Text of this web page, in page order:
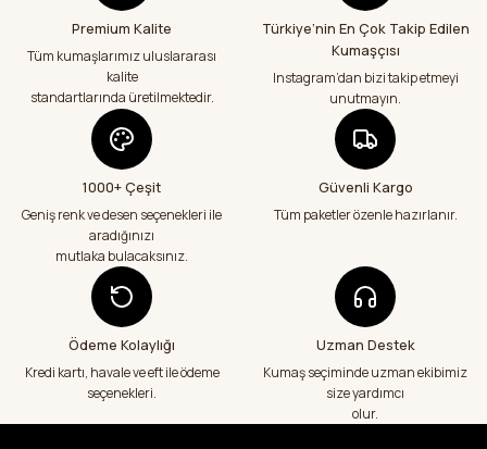
E... Y... | 01/08/2026
Kumaşlar eksiksiz tertemiz bir şekilde geldi
çok teşekkür ediyorum
Abdurrahman Samsur | 24/07/2026
Teslimatım özenli güzel hazırlanmış bir
şekilde geldi çok memnun kaldım emeği
geçenlere teşekkür ediyorum
Abdurrahman Samsur | 24/07/2026
Aradığım kumaşçı artık hep buradan alış
veriş yapacağım in şa Allah çünkü 4 farklı
kumaş aldım hem ölçü olarak hem
görüntü,doku olarak çok memnun kaldım
emeği geçenlere teşekkür ediyorum
A... S... | 24/07/2026
Premium Kalite
Tüm kumaşlarımız uluslararası
kalite
standartlarında üretilmektedir.
Türkiye’nin En Çok Takip Edilen
Kumaşçısı
Instagram’dan bizi takip etmeyi
unutmayın.
1000+ Çeşit
Geniş renk ve desen seçenekleri ile
aradığınızı
mutlaka bulacaksınız.
Güvenli Kargo
Tüm paketler özenle hazırlanır.
Ödeme Kolaylığı
Kredi kartı, havale ve eft ile ödeme
seçenekleri.
Uzman Destek
Kumaş seçiminde uzman ekibimiz
size yardımcı
olur.